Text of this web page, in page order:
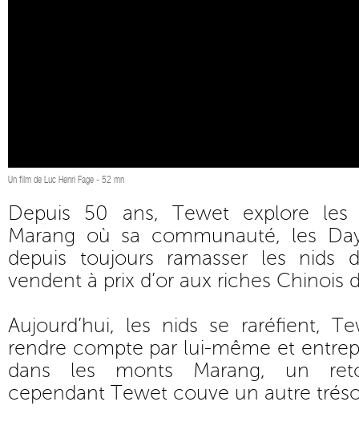
Un film de Luc Henri Fage - 52 mn
Depuis 50 ans, Tewet explore
Marang où sa communauté, les
depuis toujours ramasser les nids
vendent à prix d’or aux riches Chinois
Aujourd’hui, les nids se raréfient,
rendre compte par lui-même et
dans les monts Marang, un
cependant Tewet couve un autre